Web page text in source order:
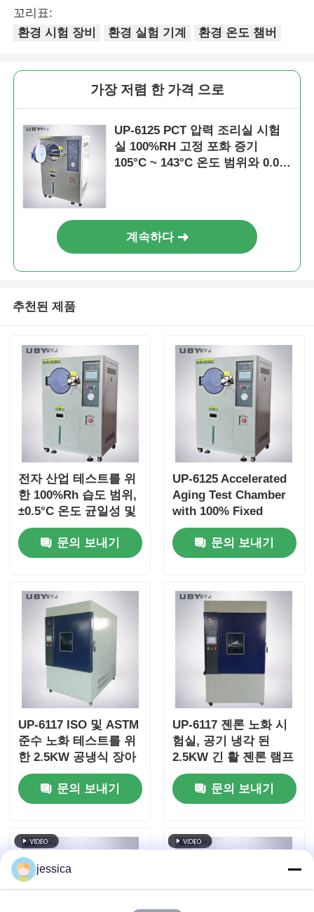
꼬리표:
환경 시험 장비
환경 실험 기계 환경 온도 챔버
가장 저렴 한 가격 으로
UP-6125 PCT 압력 조리실 시험
실 100%RH 고정 포화 증기
105°C ~ 143°C 온도 범위와 0.05
계속하다
추천된 제품
전자 산업 테스트를 위
한 100%Rh 습도 범위,
±0.5°C 온도 균일성 및
105°C~+135°C 온도 범
위를 갖춘 UP-6125 가
속 노화 테스트 챔버
문의 보내기
UP-6125 Accelerated
Aging Test Chamber
with 100% Fixed
Saturated Humidity
105°C ~ 143°C 온도 범
위 및 0.05 ~ 0.30MPa
문의 보내기
UP-6117 ISO 및 ASTM
준수 노화 테스트를 위
한 2.5KW 공냉식 장아
크 크세논 램프를 갖춘
프로그래밍 가능한 크
세논 아크 테스트 챔버
문의 보내기
UP-6117 젠론 노화 시
험실, 공기 냉각 된
2.5KW 긴 활 젠론 램프
로 340nm의 정밀한 방
사선 제어 ISO 및
ASTM 표준을 준수
문의 보내기
jessica